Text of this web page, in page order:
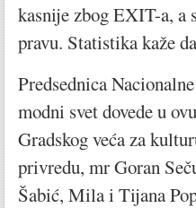
kasnije zbog EXIT-a, a
pravu. Statistika kaže
Predsednica
modni svet dovede u
Gradskog veća za
privredu, mr Goran
Šabić, Mila i Tijana